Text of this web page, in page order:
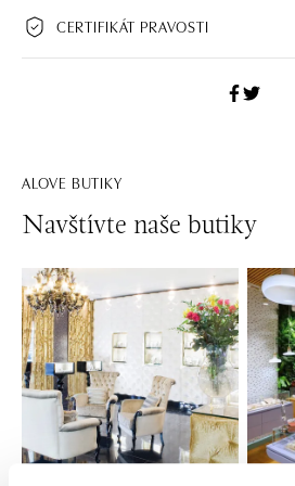
CERTIFIKÁT PRAVOSTI
ALOVE BUTIKY
Navštívte naše butiky